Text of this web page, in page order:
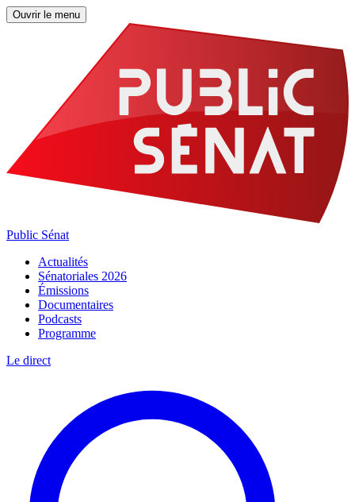
Ouvrir le menu
Public Sénat
Actualités
Sénatoriales 2026
Émissions
Documentaires
Podcasts
Programme
Le direct